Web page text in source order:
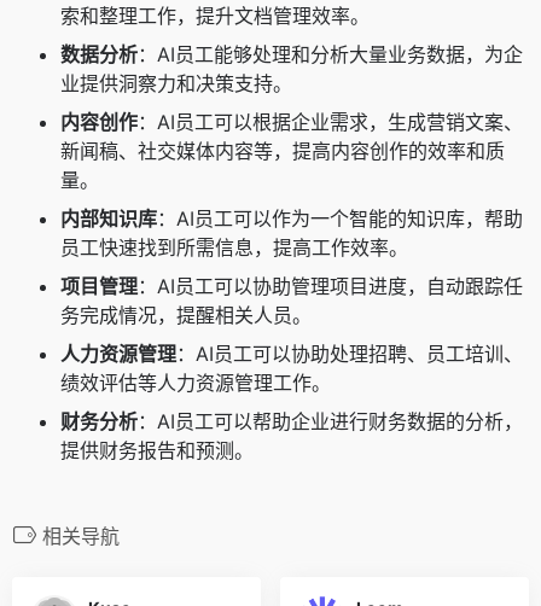
索和整理工作，提升文档管理效率。
数据分析：AI员工能够处理和分析大量业务数据，为企
业提供洞察力和决策支持。
内容创作：AI员工可以根据企业需求，生成营销文案、
新闻稿、社交媒体内容等，提高内容创作的效率和质
量。
内部知识库：AI员工可以作为一个智能的知识库，帮助
员工快速找到所需信息，提高工作效率。
项目管理：AI员工可以协助管理项目进度，自动跟踪任
务完成情况，提醒相关人员。
人力资源管理：AI员工可以协助处理招聘、员工培训、
绩效评估等人力资源管理工作。
财务分析：AI员工可以帮助企业进行财务数据的分析，
提供财务报告和预测。
相关导航